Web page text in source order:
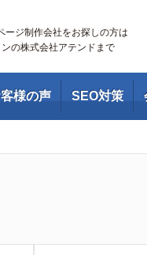
ージ制作会社をお探しの方は
の株式会社アテンドまで
様の声 SEO対策